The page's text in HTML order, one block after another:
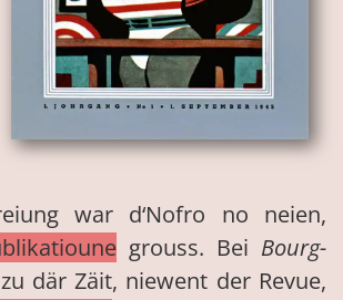
war d‘Nofro no neien,
grouss. Bei Bourg-
där Zäit, niewent der Revue,